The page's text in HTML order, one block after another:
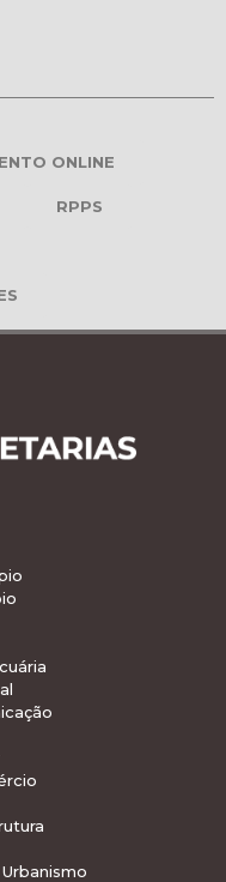
ONLINE
RPPS